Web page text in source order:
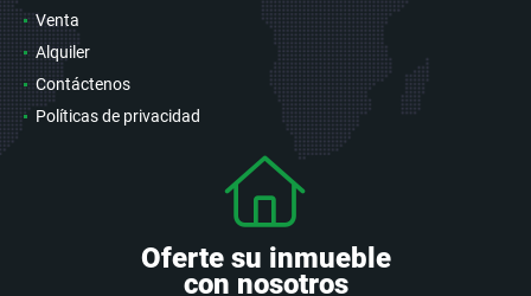
Venta
Alquiler
Contáctenos
Políticas de privacidad
Oferte su inmueble
con nosotros